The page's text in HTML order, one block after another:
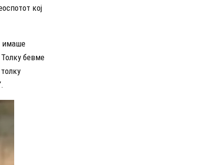
кој
имаше
бевме